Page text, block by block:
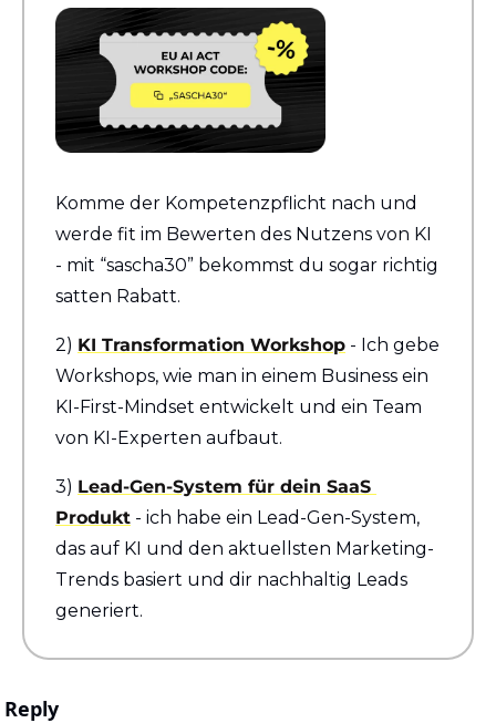
Komme der Kompetenzpflicht nach und
werde fit im Bewerten des Nutzens von KI
- mit “sascha30” bekommst du sogar richtig
satten Rabatt.
2) KI Transformation Workshop - Ich gebe
Workshops, wie man in einem Business ein
KI-First-Mindset entwickelt und ein Team
von KI-Experten aufbaut.
3) Lead-Gen-System für dein SaaS
Produkt - ich habe ein Lead-Gen-System,
das auf KI und den aktuellsten Marketing-
Trends basiert und dir nachhaltig Leads
generiert.
Reply